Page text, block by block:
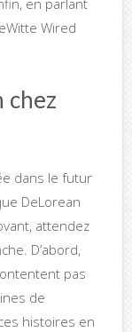
en parlant
Wired
chez
dans le futur
DeLorean
attendez
D’abord,
pas
de
histoires en